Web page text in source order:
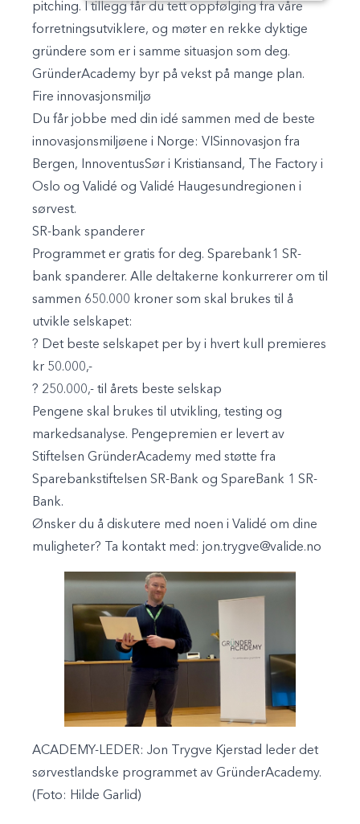
pitching. I tillegg får du tett oppfølging fra våre
forretningsutviklere, og møter en rekke dyktige
gründere som er i samme situasjon som deg.
GründerAcademy byr på vekst på mange plan.
Fire innovasjonsmiljø
Du får jobbe med din idé sammen med de beste
innovasjonsmiljøene i Norge: VISinnovasjon fra
Bergen, InnoventusSør i Kristiansand, The Factory i
Oslo og Validé og Validé Haugesundregionen i
sørvest.
SR-bank spanderer
Programmet er gratis for deg. Sparebank1 SR-
bank spanderer. Alle deltakerne konkurrerer om til
sammen 650.000 kroner som skal brukes til å
utvikle selskapet:
? Det beste selskapet per by i hvert kull premieres
kr 50.000,-
? 250.000,- til årets beste selskap
Pengene skal brukes til utvikling, testing og
markedsanalyse. Pengepremien er levert av
Stiftelsen GründerAcademy med støtte fra
Sparebankstiftelsen SR-Bank og SpareBank 1 SR-
Bank.
Ønsker du å diskutere med noen i Validé om dine
muligheter? Ta kontakt med: jon.trygve@valide.no
ACADEMY-LEDER: Jon Trygve Kjerstad leder det
sørvestlandske programmet av GründerAcademy.
(Foto: Hilde Garlid)